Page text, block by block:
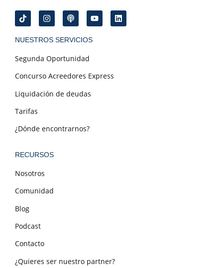
NUESTROS SERVICIOS
Segunda Oportunidad
Concurso Acreedores Express
Liquidación de deudas
Tarifas
¿Dónde encontrarnos?
RECURSOS
Nosotros
Comunidad
Blog
Podcast
Contacto
¿Quieres ser nuestro partner?